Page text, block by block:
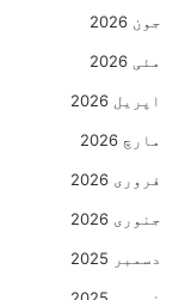
جون 2026
مئی 2026
اپریل 2026
مارچ 2026
فروری 2026
جنوری 2026
دسمبر 2025